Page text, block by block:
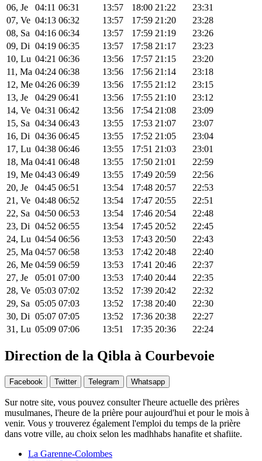
06, Je
04:11 06:31 13:57 18:00 21:22
23:31
07, Ve 04:13 06:32 13:57 17:59 21:20
23:28
08, Sa 04:16 06:34 13:57 17:59 21:19
23:26
09, Di 04:19 06:35 13:57 17:58 21:17
23:23
10, Lu 04:21 06:36 13:56 17:57 21:15
23:20
11, Ma 04:24 06:38 13:56 17:56 21:14
23:18
12, Me 04:26 06:39 13:56 17:55 21:12
23:15
13, Je
04:29 06:41 13:56 17:55 21:10
23:12
14, Ve 04:31 06:42 13:56 17:54 21:08
23:09
15, Sa 04:34 06:43 13:55 17:53 21:07
23:07
16, Di 04:36 06:45 13:55 17:52 21:05
23:04
17, Lu 04:38 06:46 13:55 17:51 21:03
23:01
18, Ma 04:41 06:48 13:55 17:50 21:01
22:59
19, Me 04:43 06:49 13:55 17:49 20:59
22:56
20, Je
04:45 06:51 13:54 17:48 20:57
22:53
21, Ve 04:48 06:52 13:54 17:47 20:55
22:51
22, Sa 04:50 06:53 13:54 17:46 20:54
22:48
23, Di 04:52 06:55 13:54 17:45 20:52
22:45
24, Lu 04:54 06:56 13:53 17:43 20:50
22:43
25, Ma 04:57 06:58 13:53 17:42 20:48
22:40
26, Me 04:59 06:59 13:53 17:41 20:46
22:37
27, Je
05:01 07:00 13:53 17:40 20:44
22:35
28, Ve 05:03 07:02 13:52 17:39 20:42
22:32
29, Sa 05:05 07:03 13:52 17:38 20:40
22:30
30, Di 05:07 07:05 13:52 17:36 20:38
22:27
31, Lu 05:09 07:06 13:51 17:35 20:36 22:24
Direction de la Qibla à Courbevoie
Facebook Twitter Telegram Whatsapp
Sur notre site, vous pouvez consulter l'heure actuelle des prières
musulmanes, l'heure de la prière pour aujourd'hui et pour le mois à
venir. Vous y trouverez également l'emploi du temps de la prière
dans votre ville, au choix selon les madhhabs hanafite et shafiite.
La Garenne-Colombes